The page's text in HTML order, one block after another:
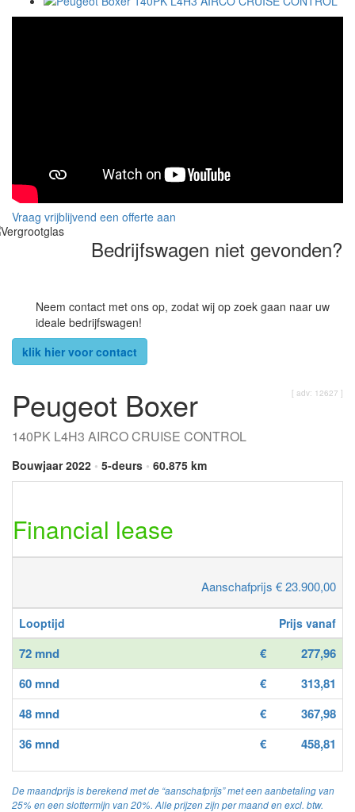
Vraag vrijblijvend een offerte aan
Bedrijfswagen niet gevonden?
Neem contact met ons op, zodat wij op zoek gaan naar uw
ideale bedrijfswagen!
klik hier voor contact
[ adv: 12627 ]
Peugeot Boxer
140PK L4H3 AIRCO CRUISE CONTROL
Bouwjaar 2022 • 5-deurs • 60.875 km
Financial lease
Aanschafprijs € 23.900,00
Looptijd Prijs vanaf
72 mnd €
277,96
60 mnd
€
313,81
48 mnd
€
367,98
36 mnd
€ 458,81
De maandprijs is berekend met de “aanschafprijs” met een aanbetaling van
25% en een slottermijn van 20%. Alle prijzen zijn per maand en excl. btw.